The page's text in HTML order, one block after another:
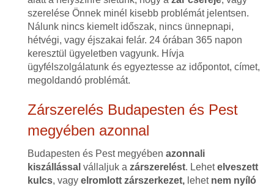
szerelése Önnek minél kisebb problémát jelentsen.
Nálunk nincs kiemelt időszak, nincs ünnepnapi,
hétvégi, vagy éjszakai felár. 24 órában 365 napon
keresztül ügyeletben vagyunk. Hívja
ügyfélszolgálatunk és egyeztesse az időpontot, címet,
megoldandó problémát.
Zárszerelés Budapesten és Pest
megyében azonnal
Budapesten és Pest megyében azonnali
kiszállással vállaljuk a zárszerelést. Lehetelveszett
kulcs, vagyelromlott zárszerkezet,lehet nem nyíló